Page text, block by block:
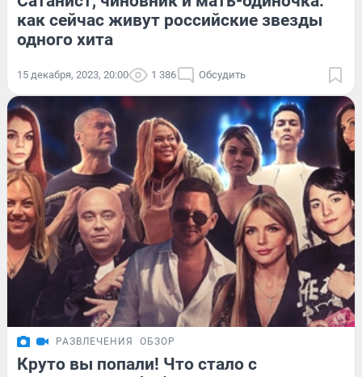
как сейчас живут российские звезды
одного хита
15 декабря, 2023, 20:00 1 386 Обсудить
РАЗВЛЕЧЕНИЯ ОБЗОР
Круто вы попали! Что стало с